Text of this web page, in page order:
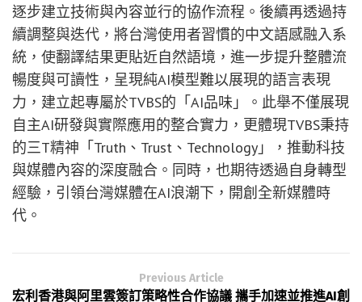
逐步建立技術與內容並行的協作流程。後續再透過持
續調整與迭代，將台灣使用者習慣的中文語感融入系
統，使翻譯結果更貼近自然語境，進一步提升整體流
暢度與可讀性，呈現純AI模型難以展現的語言表現
力，建立起專屬於TVBS的「AI品味」。此舉不僅展現
自主AI研發與實際應用的整合實力，更體現TVBS秉持
的三T精神「Truth、Trust、Technology」，推動科技
與媒體內容的深度融合。同時，也期待透過自身轉型
經驗，引領台灣媒體在AI浪潮下，開創全新媒體時
代。
Previous Article
宏利香港與阿里雲簽訂策略性合作協議 攜手加速並推進AI創